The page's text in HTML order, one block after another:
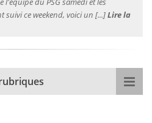
l'équipe du PSG samedi et les
suivi ce weekend, voici un [...]Lire la